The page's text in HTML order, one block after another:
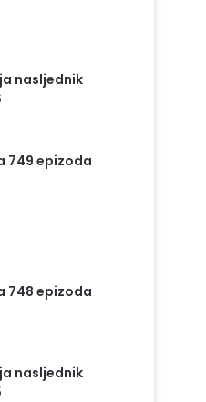
nasljednik
749 epizoda
748 epizoda
nasljednik